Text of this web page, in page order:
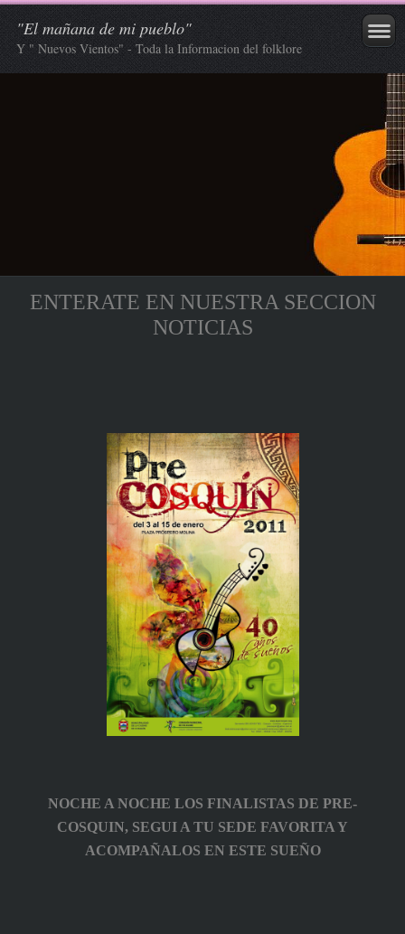
"El mañana de mi pueblo"
Y " Nuevos Vientos" - Toda la Informacion del folklore
ENTERATE EN NUESTRA SECCION
NOTICIAS
NOCHE A NOCHE LOS FINALISTAS DE PRE-
COSQUIN, SEGUI A TU SEDE FAVORITA Y
ACOMPAÑALOS EN ESTE SUEÑO